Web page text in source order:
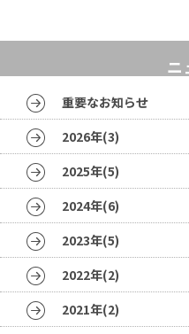
ニ
重要なお知らせ
2026年(3)
2025年(5)
2024年(6)
2023年(5)
2022年(2)
2021年(2)